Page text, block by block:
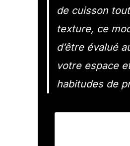
de cuisson
texture, ce
d’être évalué
votre espace
habitudes de